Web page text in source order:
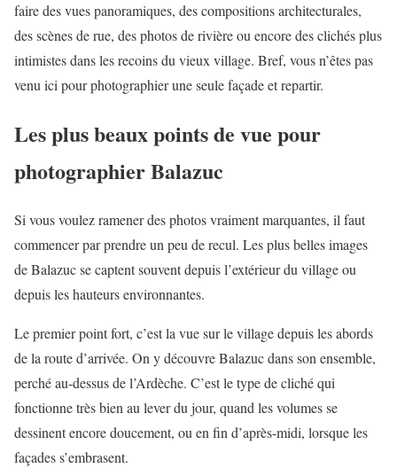
faire des vues panoramiques, des compositions architecturales,
des scènes de rue, des photos de rivière ou encore des clichés plus
intimistes dans les recoins du vieux village. Bref, vous n’êtes pas
venu ici pour photographier une seule façade et repartir.
Les plus beaux points de vue pour
photographier Balazuc
Si vous voulez ramener des photos vraiment marquantes, il faut
commencer par prendre un peu de recul. Les plus belles images
de Balazuc se captent souvent depuis l’extérieur du village ou
depuis les hauteurs environnantes.
Le premier point fort, c’est la vue sur le village depuis les abords
de la route d’arrivée. On y découvre Balazuc dans son ensemble,
perché au-dessus de l’Ardèche. C’est le type de cliché qui
fonctionne très bien au lever du jour, quand les volumes se
dessinent encore doucement, ou en fin d’après-midi, lorsque les
façades s’embrasent.